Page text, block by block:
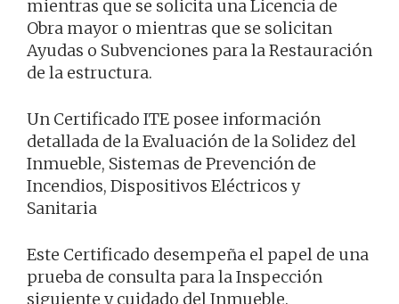
mientras que se solicita una Licencia de
Obra mayor o mientras que se solicitan
Ayudas o Subvenciones para la Restauración
de la estructura.
Un Certificado ITE posee información
detallada de la Evaluación de la Solidez del
Inmueble, Sistemas de Prevención de
Incendios, Dispositivos Eléctricos y
Sanitaria
Este Certificado desempeña el papel de una
prueba de consulta para la Inspección
siguiente y cuidado del Inmueble.